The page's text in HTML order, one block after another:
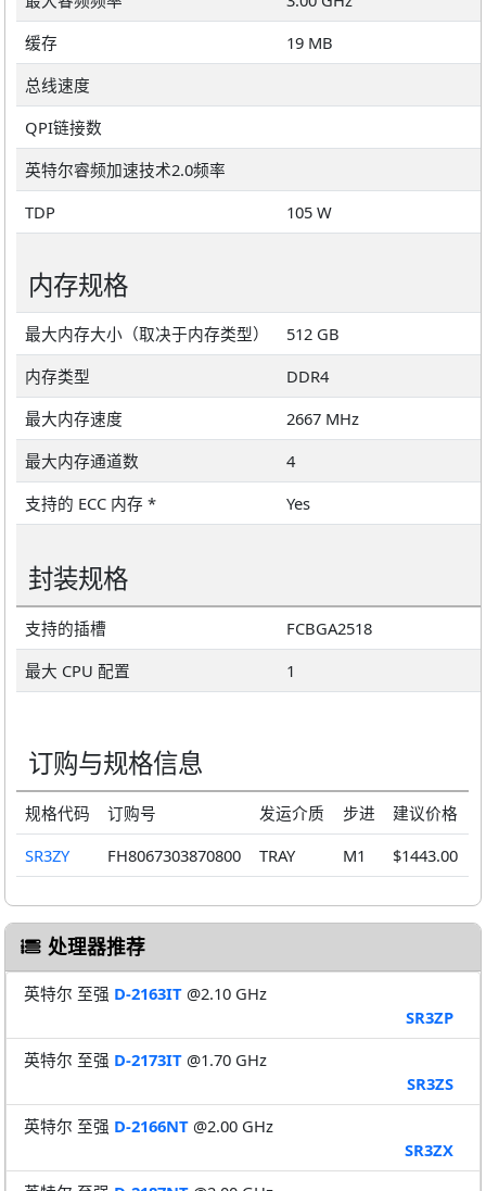
缓存
19 MB
总线速度
QPI链接数
英特尔睿频加速技术2.0频率
TDP
105 W
内存规格
最大内存大小（取决于内存类型）
512 GB
内存类型
DDR4
最大内存速度
2667 MHz
最大内存通道数
4
支持的 ECC 内存 *
Yes
封装规格
支持的插槽
FCBGA2518
最大 CPU 配置
1
订购与规格信息
规格代码 订购号 发运介质 步进
建议价格
SR3ZY
FH8067303870800 TRAY M1 $1443.00
处理器推荐
英特尔 至强 D-2163IT @2.10 GHz
SR3ZP
英特尔 至强 D-2173IT @1.70 GHz
SR3ZS
英特尔 至强 D-2166NT @2.00 GHz
SR3ZX